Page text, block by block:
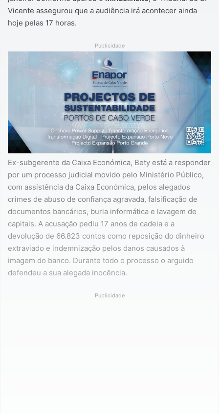
Vicente assegurou que a audiência irá acontecer ainda
hoje pelas 17 horas.
Publicidade
Ex-subgerente da Caixa Económica, Bety está a responder
por um processo judicial movido pelo Ministério Público,
com assistência da Caixa Económica, pelos alegados
crimes de abuso de confiança agravada, falsificação de
documentos bancários, burla informática e lavagem de
capitais. A acusação pediu 17 anos de cadeia e a
devolução de 66.823 contos como reposição do dinheiro
extraviado e indemnização pelos danos causados à
imagem do banco. Durante todo o processo o arguido
defendeu a sua alegada inocência.
Publicidade